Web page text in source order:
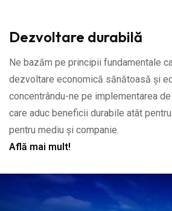
Dezvoltare durabilă
Ne bazăm pe principii fundamentale
dezvoltare economică sănătoasă și
concentrându-ne pe implementarea
care aduc beneficii durabile atât
pentru mediu și companie.
Află mai mult!